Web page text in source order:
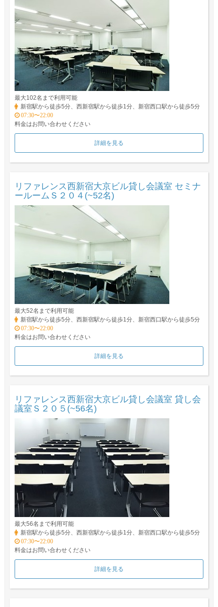
最大102名まで利用可能
新宿駅から徒歩5分、西新宿駅から徒歩1分、新宿西口駅から徒歩5分
07:30〜22:00
料金はお問い合わせください
詳細を見る
リファレンス西新宿大京ビル貸し会議室 セミナ
ールームＳ２０４(~52名)
最大52名まで利用可能
新宿駅から徒歩5分、西新宿駅から徒歩1分、新宿西口駅から徒歩5分
07:30〜22:00
料金はお問い合わせください
詳細を見る
リファレンス西新宿大京ビル貸し会議室 貸し会
議室Ｓ２０５(~56名)
最大56名まで利用可能
新宿駅から徒歩5分、西新宿駅から徒歩1分、新宿西口駅から徒歩5分
07:30〜22:00
料金はお問い合わせください
詳細を見る